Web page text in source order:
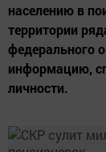
населению в
территории
федерального
информацию,
личности.